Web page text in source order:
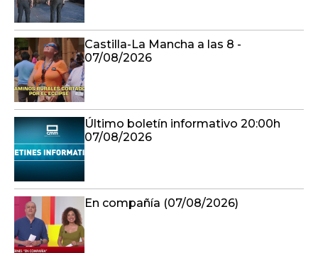
Castilla-La Mancha a las 8 -
07/08/2026
Último boletín informativo 20:00h
07/08/2026
En compañía (07/08/2026)